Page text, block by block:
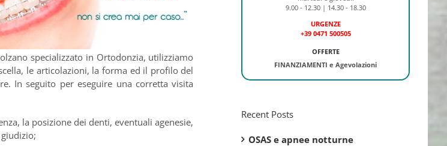
specializzato in Ortodonzia, utilizziamo
le articolazioni, la forma ed il profilo del
In seguito per eseguire una corretta visita
la posizione dei denti, eventuali agenesie,
9.00 - 12.30 | 14.30 - 18.30
URGENZE
+39 0471 500505
OFFERTE
FINANZIAMENTI e Agevolazioni
Recent Posts
OSAS e apnee notturne